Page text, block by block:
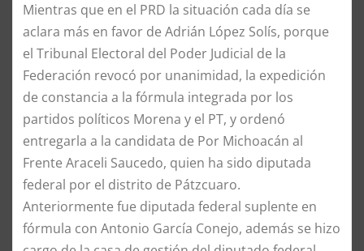
Mientras que en el PRD la situación cada día se
aclara más en favor de Adrián López Solís, porque
el Tribunal Electoral del Poder Judicial de la
Federación revocó por unanimidad, la expedición
de constancia a la fórmula integrada por los
partidos políticos Morena y el PT, y ordenó
entregarla a la candidata de Por Michoacán al
Frente Araceli Saucedo, quien ha sido diputada
federal por el distrito de Pátzcuaro.
Anteriormente fue diputada federal suplente en
fórmula con Antonio García Conejo, además se hizo